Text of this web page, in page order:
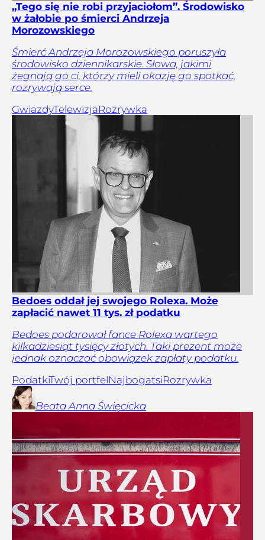
„Tego się nie robi przyjaciołom”. Środowisko
w żałobie po śmierci Andrzeja
Morozowskiego
Śmierć Andrzeja Morozowskiego poruszyła
środowisko dziennikarskie. Słowa, jakimi
żegnają go ci, którzy mieli okazję go spotkać,
rozrywają serce.
GwiazdyTelewizjaRozrywka
Bedoes oddał jej swojego Rolexa. Może
zapłacić nawet 11 tys. zł podatku
Bedoes podarował fance Rolexa wartego
kilkadziesiąt tysięcy złotych. Taki prezent może
jednak oznaczać obowiązek zapłaty podatku.
PodatkiTwój portfelNajbogatsiRozrywka
Beata Anna Święcicka